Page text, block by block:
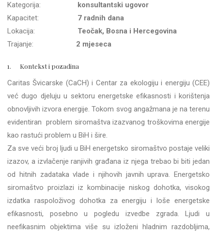
Kategorija:
konsultantski ugovor
Kapacitet: 7 radnih dana
Lokacija: Teočak, Bosna i Hercegovina
Trajanje: 2 mjeseca
1. Kontekst i pozadina
Caritas Švicarske (CaCH) i Centar za ekologiju i energiju (CEE)
već dugo djeluju u sektoru energetske efikasnosti i korištenja
obnovljivih izvora energije. Tokom svog angažmana je na terenu
evidentiran problem siromaštva izazvanog troškovima energije
kao rastući problem u BiH i šire.
Za sve veći broj ljudi u BiH energetsko siromaštvo postaje veliki
izazov, a izvlačenje ranjivih građana iz njega trebao bi biti jedan
od hitnih zadataka vlade i njihovih javnih uprava. Energetsko
siromaštvo proizlazi iz kombinacije niskog dohotka, visokog
izdatka raspoloživog dohotka za energiju i loše energetske
efikasnosti, posebno u pogledu izvedbe zgrada. Ljudi u
neefikasnim objektima više su izloženi hladnim razdobljima,